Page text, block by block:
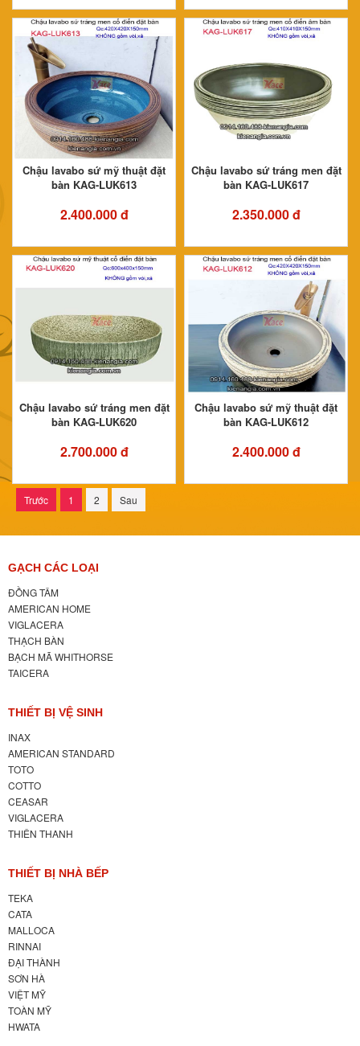
Chậu lavabo sứ mỹ thuật đặt
bàn KAG-LUK613
2.400.000 đ
Chậu lavabo sứ tráng men đặt
bàn KAG-LUK617
2.350.000 đ
Chậu lavabo sứ tráng men đặt
bàn KAG-LUK620
2.700.000 đ
Chậu lavabo sứ mỹ thuật đặt
bàn KAG-LUK612
2.400.000 đ
Trước 1 2 Sau
GẠCH CÁC LOẠI
ĐỒNG TÂM
AMERICAN HOME
VIGLACERA
THẠCH BÀN
BẠCH MÃ WHITHORSE
TAICERA
THIẾT BỊ VỆ SINH
INAX
AMERICAN STANDARD
TOTO
COTTO
CEASAR
VIGLACERA
THIÊN THANH
THIẾT BỊ NHÀ BẾP
TEKA
CATA
MALLOCA
RINNAI
ĐẠI THÀNH
SƠN HÀ
VIỆT MỸ
TOÀN MỸ
HWATA